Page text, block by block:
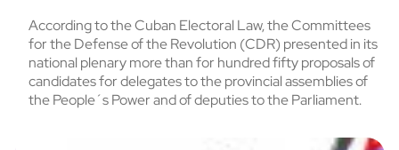
According to the Cuban Electoral Law, the Committees
for the Defense of the Revolution (CDR) presented in its
national plenary more than for hundred fifty proposals of
candidates for delegates to the provincial assemblies of
the People´s Power and of deputies to the Parliament.